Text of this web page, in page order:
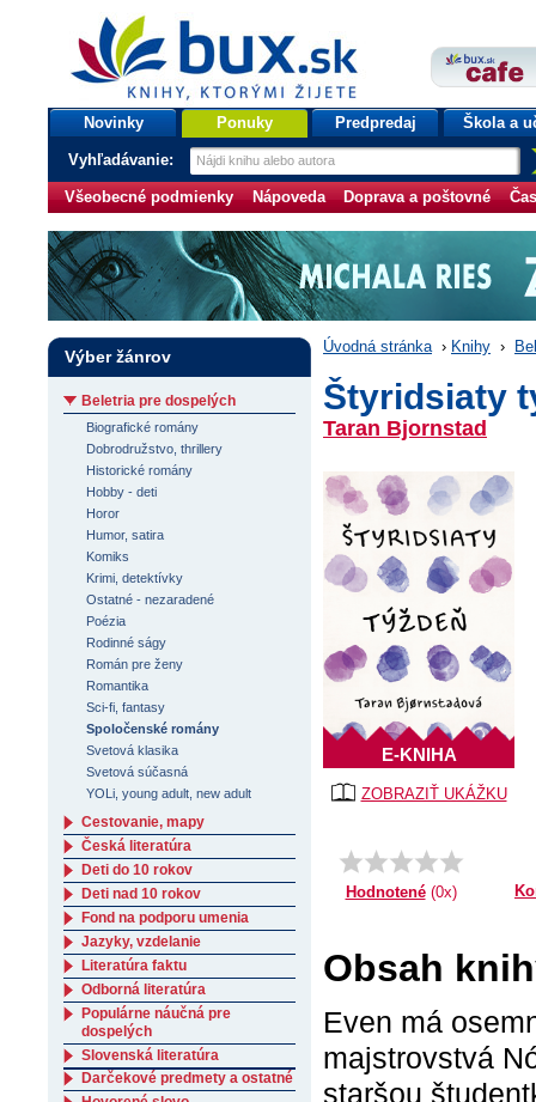
bux.sk
knihy, ktorými žijete
Úvodná stránka
Novinky Ponuky Predpredaj Škola a
Vyhľadávanie:
Všeobecné podmienky Nápoveda Doprava a poštovné
Úvodná stránka › Knihy ›
Štyridsiaty
Taran Bjornstad
ZOBRAZIŤ UKÁŽKU
E-KNIHA
Hodnotené(0x)
Obsah
Even má
majstrovstvá
staršou
Výber žánrov
Beletria pre dospelých
Biografické romány
Dobrodružstvo, thrillery
Historické romány
Hobby - deti
Horor
Humor, satira
Komiks
Krimi, detektívky
Ostatné - nezaradené
Poézia
Rodinné ságy
Román pre ženy
Romantika
Sci-fi, fantasy
Spoločenské romány
Svetová klasika
Svetová súčasná
YOLi, young adult, new adult
Cestovanie, mapy
Česká literatúra
Deti do 10 rokov
Deti nad 10 rokov
Fond na podporu umenia
Jazyky, vzdelanie
Literatúra faktu
Odborná literatúra
Populárne náučná pre
dospelých
Slovenská literatúra
Darčekové predmety a ostatné